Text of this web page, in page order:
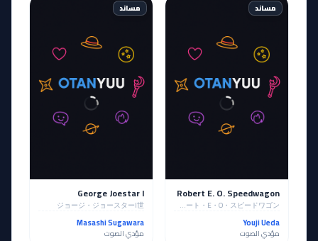
مساند
Robert E. O. Speedwagon
ロバート・E・O・スピードワゴン
Youji Ueda
مؤدي الصوت
مساند
George Joestar I
ジョージ・ジョースターI世
Masashi Sugawara
مؤدي الصوت